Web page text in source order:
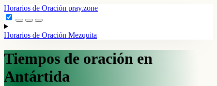
Horarios de Oración pray.zone
Horarios de Oración Mezquita
Tiempos de oración en
Antártida